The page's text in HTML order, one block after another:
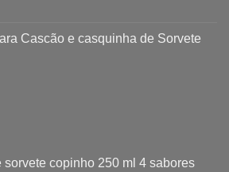
Cascão e casquinha de Sorvete
sorvete copinho 250 ml 4 sabores